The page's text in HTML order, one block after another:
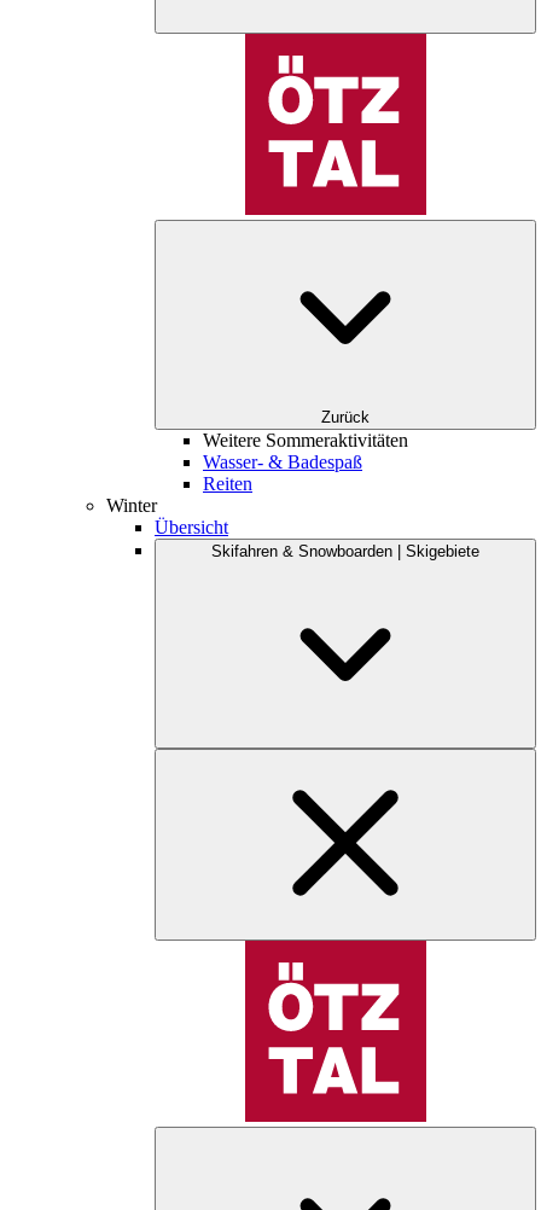
Zurück
Weitere Sommeraktivitäten
Wasser- & Badespaß
Reiten
Winter
Übersicht
Skifahren & Snowboarden | Skigebiete